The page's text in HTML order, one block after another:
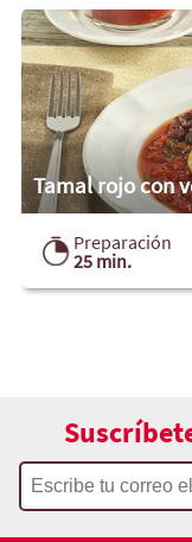
Tamal rojo con
Preparación
25 min.